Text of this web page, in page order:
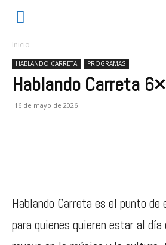
Inicio
HABLANDO CARRETA PROGRAMAS
Hablando Carreta
16 de mayo de 2026
Hablando Carreta es el punto
para quienes quieren estar al